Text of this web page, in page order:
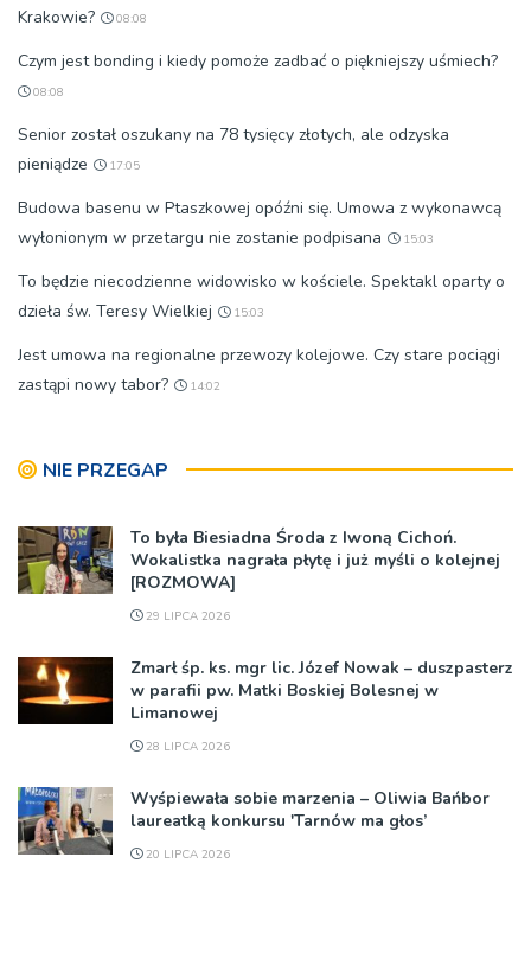
Krakowie?
08:08
Czym jest bonding i kiedy pomoże zadbać o piękniejszy uśmiech?
08:08
Senior został oszukany na 78 tysięcy złotych, ale odzyska
pieniądze
17:05
Budowa basenu w Ptaszkowej opóźni się. Umowa z wykonawcą
wyłonionym w przetargu nie zostanie podpisana
15:03
To będzie niecodzienne widowisko w kościele. Spektakl oparty o
dzieła św. Teresy Wielkiej
15:03
Jest umowa na regionalne przewozy kolejowe. Czy stare pociągi
zastąpi nowy tabor?
14:02
NIE PRZEGAP
To była Biesiadna Środa z Iwoną Cichoń.
Wokalistka nagrała płytę i już myśli o kolejnej
[ROZMOWA]
29 LIPCA 2026
Zmarł śp. ks. mgr lic. Józef Nowak – duszpasterz
w parafii pw. Matki Boskiej Bolesnej w
Limanowej
28 LIPCA 2026
Wyśpiewała sobie marzenia – Oliwia Bańbor
laureatką konkursu 'Tarnów ma głos’
20 LIPCA 2026